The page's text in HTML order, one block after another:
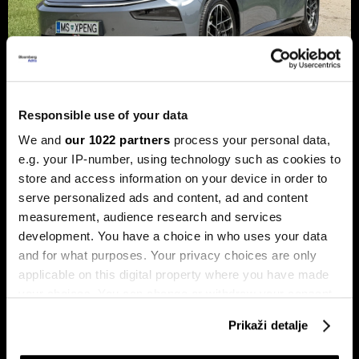
Responsible use of your data
We and our 1022 partners process your personal data,
e.g. your IP-number, using technology such as cookies to
store and access information on your device in order to
serve personalized ads and content, ad and content
measurement, audience research and services
development. You have a choice in who uses your data
and for what purposes. Your privacy choices are only
applicable on this digital property where you have made
Prikaži detalje
Xpeng P7+: Luksuzni kineski
automobil koji priča kao navijen
Luksuzni fastback s vlastitim čipom koji po
performansama nadmašuje usporedive Nvidijine proizvode.